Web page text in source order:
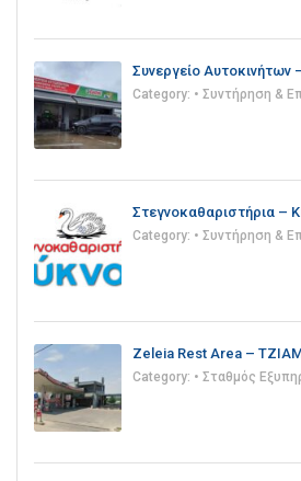
Συνεργείο
Category: • Συντήρηση &
Στεγνοκαθαριστήρια –
Category: • Συντήρηση &
Zeleia Rest Area –
Category: • Σταθμός